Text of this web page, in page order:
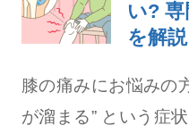
い?
を解説
膝の痛みにお悩みの
が溜まる” という症